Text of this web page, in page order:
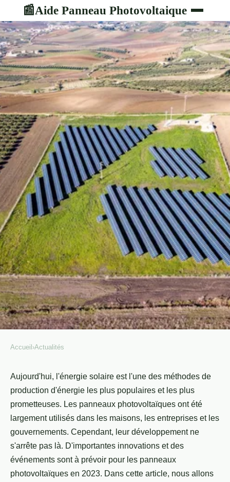
📰Aide Panneau Photovoltaique
Quels sont les événements à
venir sur les panneaux
photovoltaïques en 2023 ?
Choco•24 février 2022•3 min de lecture
Accueil ›Actualités
Aujourd'hui, l'énergie solaire est l'une des méthodes de
production d'énergie les plus populaires et les plus
prometteuses. Les panneaux photovoltaïques ont été
largement utilisés dans les maisons, les entreprises et les
gouvernements. Cependant, leur développement ne
s'arrête pas là. D'importantes innovations et des
événements sont à prévoir pour les panneaux
photovoltaïques en 2023. Dans cette article, nous allons